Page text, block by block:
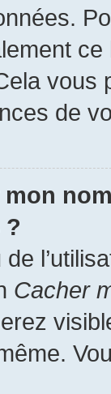
ce
vous
de
?
Cacher